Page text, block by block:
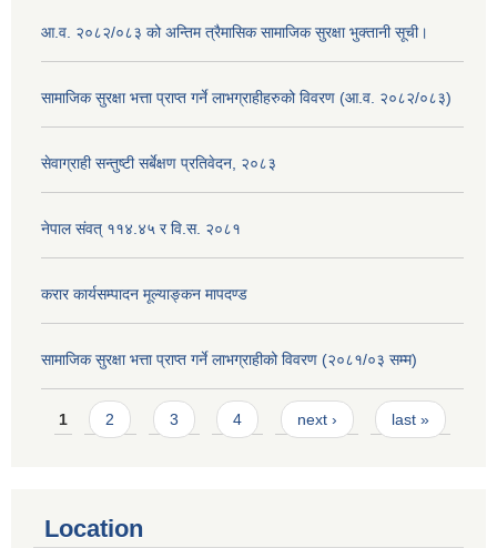
आ.व. २०८२/०८३ को अन्तिम त्रैमासिक सामाजिक सुरक्षा भुक्तानी सूची।
सामाजिक सुरक्षा भत्ता प्राप्त गर्ने लाभग्राहीहरुको विवरण (आ.व. २०८२/०८३)
सेवाग्राही सन्तुष्टी सर्बेक्षण प्रतिवेदन, २०८३
नेपाल संवत् ११४.४५ र वि.स. २०८१
करार कार्यसम्पादन मूल्याङ्कन मापदण्ड
सामाजिक सुरक्षा भत्ता प्राप्त गर्ने लाभग्राहीको विवरण (२०८१/०३ सम्म)
Pages
1 2 3 4 next › last »
Location